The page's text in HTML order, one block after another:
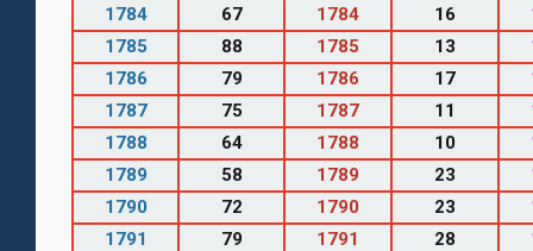
1784
67 1784 16
1785
88 1785 13
1786
79 1786 17
1787
75 1787 11
1788
64 1788 10
1789
58 1789 23
1790
72 1790 23
1791
79 1791 28